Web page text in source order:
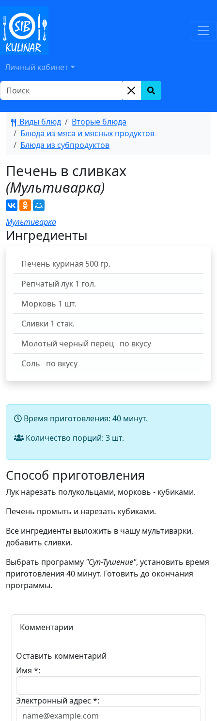
Личный кабинет
Виды блюд
Вторые блюда
Блюда из мяса и мясных продуктов
Блюда из субпродуктов
Печень в сливках
(Мультиварка)
Мультиварка
Ингредиенты
Печень куриная 500 гр.
Репчатый лук 1 гол.
Морковь 1 шт.
Сливки 1 стак.
Молотый черный перец по вкусу
Соль
по вкусу
Время приготовления: 40 минут.
Количество порций: 3 шт.
Способ приготовления
Лук нарезать полукольцами, морковь - кубиками.
Печень промыть и нарезать кубиками.
Все ингредиенты выложить в чашу мультиварки,
добавить сливки.
Выбрать программу "Суп-Тушение", установить время
приготовления 40 минут. Готовить до окончания
программы.
Комментарии
Оставить комментарий
Имя *:
Электронный адрес *: